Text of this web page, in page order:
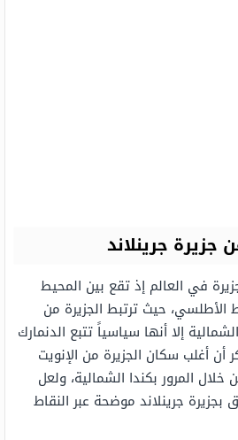
جرينلاند
في العالم إذ تقع بين المحيط
الأطلسي، حيث ترتبط الجزيرة من
إلا أنها سياسياً تتبع الدنمارك
أن أغلب سكان الجزيرة من الإنويت
المرور بكندا الشمالية، ولعل
جرينلاند موضحة عبر النقاط